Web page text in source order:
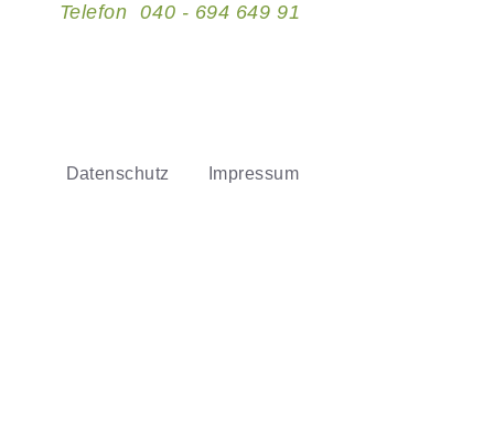
Telefon
040 - 694 649 91
Datenschutz Impressum